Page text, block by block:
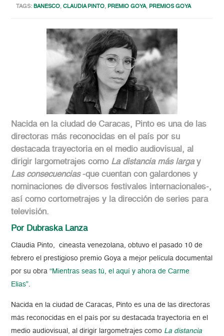
TAGS:BANESCO,CLAUDIA PINTO, PREMIO GOYA, PREMIOS GOYA
Nacida en la ciudad de Caracas, Pinto es una de las
directoras más reconocidas en el país por su
destacada trayectoria en el medio audiovisual, al
dirigir largometrajes como La distancia más largay
Las consecuencias-que cuentan con galardones y
nominaciones de diversos festivales internacionales-,
así como cortometrajes y la dirección de series para
televisión.
Por Dubraska Lanza
Claudia Pinto, cineasta venezolana, obtuvo el pasado 10 de
febrero el prestigioso premio Goya a mejor película documental
por su obra“Mientras seas tú, el aquí y ahora de Carme
Elias”.
Nacida en la ciudad de Caracas, Pinto es una de las directoras
más reconocidas en el país por su destacada trayectoria en el
medio audiovisual, al dirigir largometrajes como La distancia